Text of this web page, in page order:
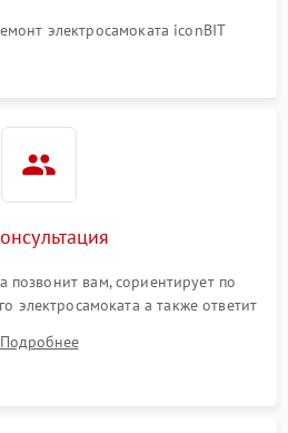
электросамоката iconBIT
позвонит вам, сориентирует по
электросамоката а также ответит
Подробнее